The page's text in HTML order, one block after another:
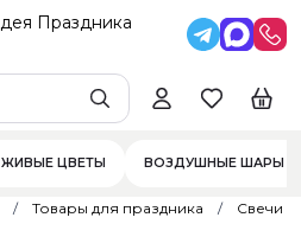
ЖИВЫЕ ЦВЕТЫ ВОЗДУШНЫЕ ШАРЫ
Товары для праздника Свечи